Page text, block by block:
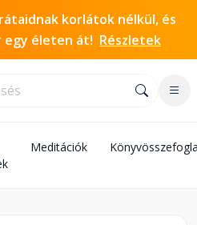
korlátok nélkül, és
egy életen át! Részletek
Meditációk